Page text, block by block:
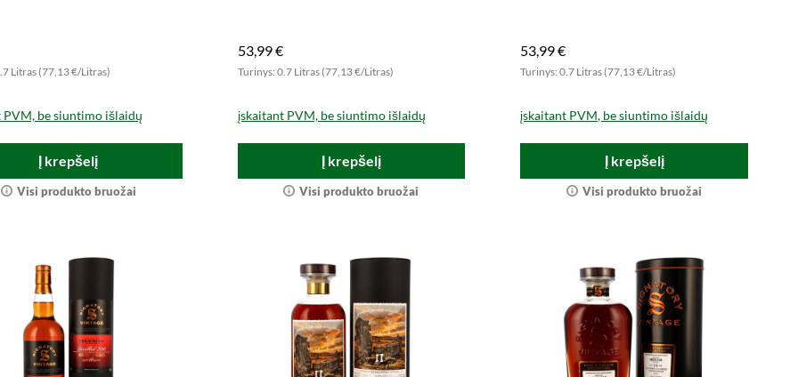
Litras (77,13 €/Litras)
PVM, be siuntimo išlaidų
Į krepšelį
Visi produkto bruožai
53,99 €
Turinys: 0.7 Litras (77,13 €/Litras)
įskaitant PVM, be siuntimo išlaidų
Į krepšelį
Visi produkto bruožai
53,99 €
Turinys: 0.7 Litras (77,13 €/Litras)
įskaitant PVM, be siuntimo išlaidų
Į krepšelį
Visi produkto bruožai